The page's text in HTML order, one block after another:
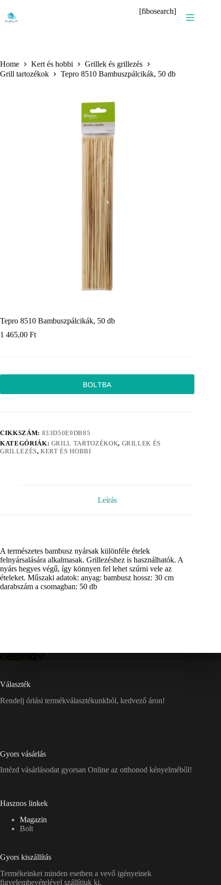
content
[fibosearch]
Home Kert és hobbi
Grillek és grillezés
Grill tartozékok
Tepro 8510 Bambuszpálcikák, 50 db
Tepro 8510 Bambuszpálcikák, 50 db
1 465,00 Ft
BOLTBA
CIKKSZÁM: 833D50E9DB85
KATEGÓRIÁK: GRILL TARTOZÉKOK, GRILLEK ÉS
GRILLEZÉS,KERT ÉS HOBBI
Leírás
A természetes bambusz nyársak különféle ételek
felnyársalására alkalmasak. Grillezéshez is használhatók. A
nyárs hegyes végű, így könnyen fel lehet szúrni vele az
ételeket. Műszaki adatok: anyag: bambusz hossz: 30 cm
darabszám a csomagban: 50 db
Választék
Rendelj óriási termékválasztékunkból, kedvező áron!
Gyors vásárlás
Intézd vásárlásodat gyorsan Online az otthonod kényelméből!
Hasznos linkek
Magazin
Bolt
Gyors kiszállítás
Termékeinket minden esetben a vevő igényeinek
figyelembevételével szállítjuk ki.